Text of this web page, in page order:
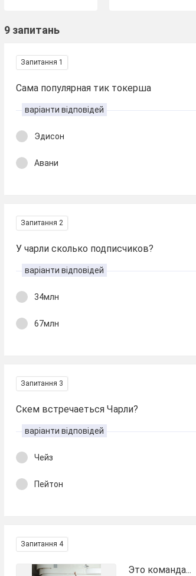
9 запитань
Запитання 1
Сама популярная тик токерша
варіанти відповідей
Эдисон
Авани
Запитання 2
У чарли сколько подписчиков?
варіанти відповідей
34млн
67млн
Запитання 3
Скем встречаеться Чарли?
варіанти відповідей
Чейз
Пейтон
Запитання 4
Это команда...